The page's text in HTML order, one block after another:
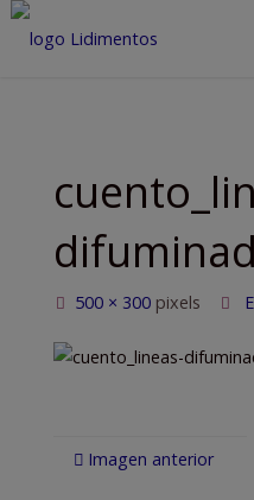
Saltar
Tamaño
500 × 300 pixels
Imagen anterior